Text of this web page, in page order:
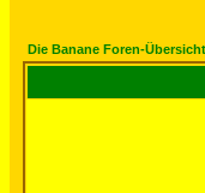
Die Banane Foren-Übersicht